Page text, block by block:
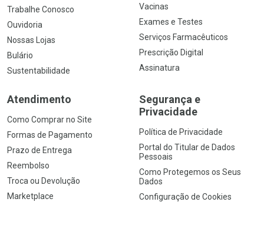
Trabalhe Conosco
Ouvidoria
Nossas Lojas
Bulário
Sustentabilidade
Vacinas
Exames e Testes
Serviços Farmacêuticos
Prescrição Digital
Assinatura
Atendimento
Como Comprar no Site
Formas de Pagamento
Prazo de Entrega
Reembolso
Troca ou Devolução
Marketplace
Segurança e
Privacidade
Política de Privacidade
Portal do Titular de Dados
Pessoais
Como Protegemos os Seus
Dados
Configuração de Cookies